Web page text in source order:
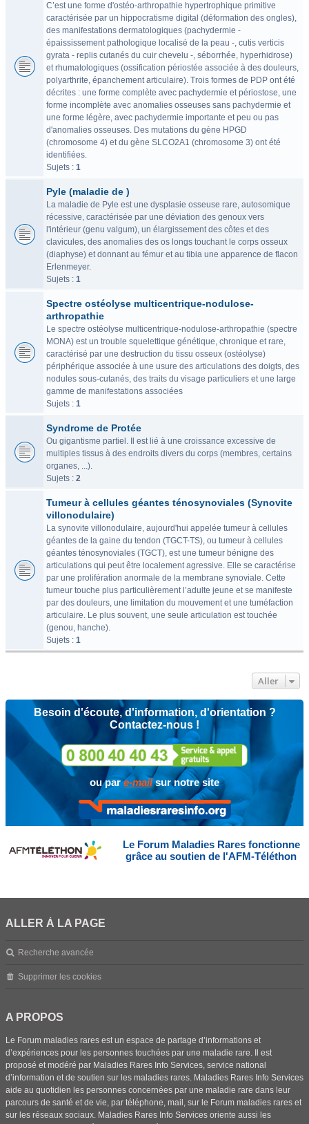
C’est une forme d'ostéo-arthropathie hypertrophique primitive
caractérisée par un hippocratisme digital (déformation des ongles),
des manifestations dermatologiques (pachydermie -
épaississement pathologique localisé de la peau -, cutis verticis
gyrata - replis cutanés du cuir chevelu -, séborrhée, hyperhidrose)
et rhumatologiques (ossification périostée associée à des douleurs,
polyarthrite, épanchement articulaire). Trois formes de PDP ont été
décrites : une forme complète avec pachydermie et périostose, une
forme incomplète avec anomalies osseuses sans pachydermie et
une forme légère, avec pachydermie importante et peu ou pas
d'anomalies osseuses. Des mutations du gène HPGD
(chromosome 4) et du gène SLCO2A1 (chromosome 3) ont été
identifiées.
Sujets : 1
Pyle (maladie de )
La maladie de Pyle est une dysplasie osseuse rare, autosomique
récessive, caractérisée par une déviation des genoux vers
l'intérieur (genu valgum), un élargissement des côtes et des
clavicules, des anomalies des os longs touchant le corps osseux
(diaphyse) et donnant au fémur et au tibia une apparence de flacon
Erlenmeyer.
Sujets : 1
Spectre ostéolyse multicentrique-nodulose-
arthropathie
Le spectre ostéolyse multicentrique-nodulose-arthropathie (spectre
MONA) est un trouble squelettique génétique, chronique et rare,
caractérisé par une destruction du tissu osseux (ostéolyse)
périphérique associée à une usure des articulations des doigts, des
nodules sous-cutanés, des traits du visage particuliers et une large
gamme de manifestations associées
Sujets : 1
Syndrome de Protée
Ou gigantisme partiel. Il est lié à une croissance excessive de
multiples tissus à des endroits divers du corps (membres, certains
organes, ...).
Sujets : 2
Tumeur à cellules géantes ténosynoviales (Synovite
villonodulaire)
La synovite villonodulaire, aujourd'hui appelée tumeur à cellules
géantes de la gaine du tendon (TGCT-TS), ou tumeur à cellules
géantes ténosynoviales (TGCT), est une tumeur bénigne des
articulations qui peut être localement agressive. Elle se caractérise
par une prolifération anormale de la membrane synoviale. Cette
tumeur touche plus particulièrement l’adulte jeune et se manifeste
par des douleurs, une limitation du mouvement et une tuméfaction
articulaire. Le plus souvent, une seule articulation est touchée
(genou, hanche).
Sujets : 1
Aller
Besoin d'écoute, d'information, d'orientation ?
Contactez-nous !
ou pare-mailsur notre site
Le Forum Maladies Rares fonctionne
grâce au soutien de l'AFM-Téléthon
ALLER À LA PAGE
Recherche avancée
Supprimer les cookies
A PROPOS
Le Forum maladies rares est un espace de partage d’informations et
d’expériences pour les personnes touchées par une maladie rare. Il est
proposé et modéré par Maladies Rares Info Services, service national
d’information et de soutien sur les maladies rares. Maladies Rares Info Services
aide au quotidien les personnes concernées par une maladie rare dans leur
parcours de santé et de vie, par téléphone, mail, sur le Forum maladies rares et
sur les réseaux sociaux. Maladies Rares Info Services oriente aussi les